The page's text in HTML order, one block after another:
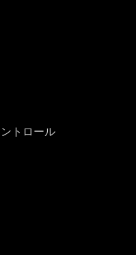
トロール